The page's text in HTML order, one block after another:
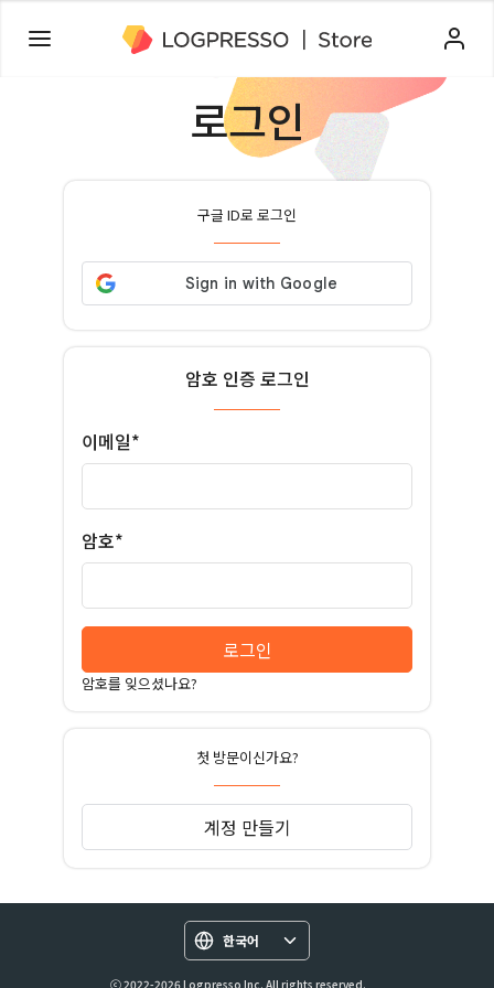
로그인
구글 ID로 로그인
암호 인증 로그인
이메일*
암호*
로그인
암호를 잊으셨나요?
첫 방문이신가요?
계정 만들기
한국어
ⓒ 2022-2026 Logpresso Inc. All rights reserved.